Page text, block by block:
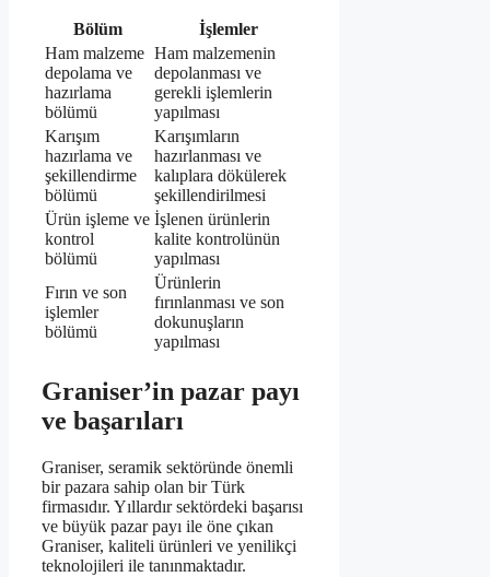
Bölüm
İşlemler
Ham malzeme
depolama ve
hazırlama
bölümü
Ham malzemenin
depolanması ve
gerekli işlemlerin
yapılması
Karışım
hazırlama ve
şekillendirme
bölümü
Karışımların
hazırlanması ve
kalıplara dökülerek
şekillendirilmesi
Ürün işleme ve
kontrol
bölümü
İşlenen ürünlerin
kalite kontrolünün
yapılması
Fırın ve son
işlemler
bölümü
Ürünlerin
fırınlanması ve son
dokunuşların
yapılması
Graniser’in pazar payı
ve başarıları
Graniser, seramik sektöründe önemli
bir pazara sahip olan bir Türk
firmasıdır. Yıllardır sektördeki başarısı
ve büyük pazar payı ile öne çıkan
Graniser, kaliteli ürünleri ve yenilikçi
teknolojileri ile tanınmaktadır.